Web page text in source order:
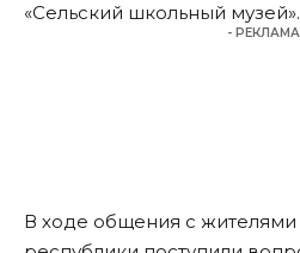
«Сельский школьный музей».
-
В ходе общения с жителями